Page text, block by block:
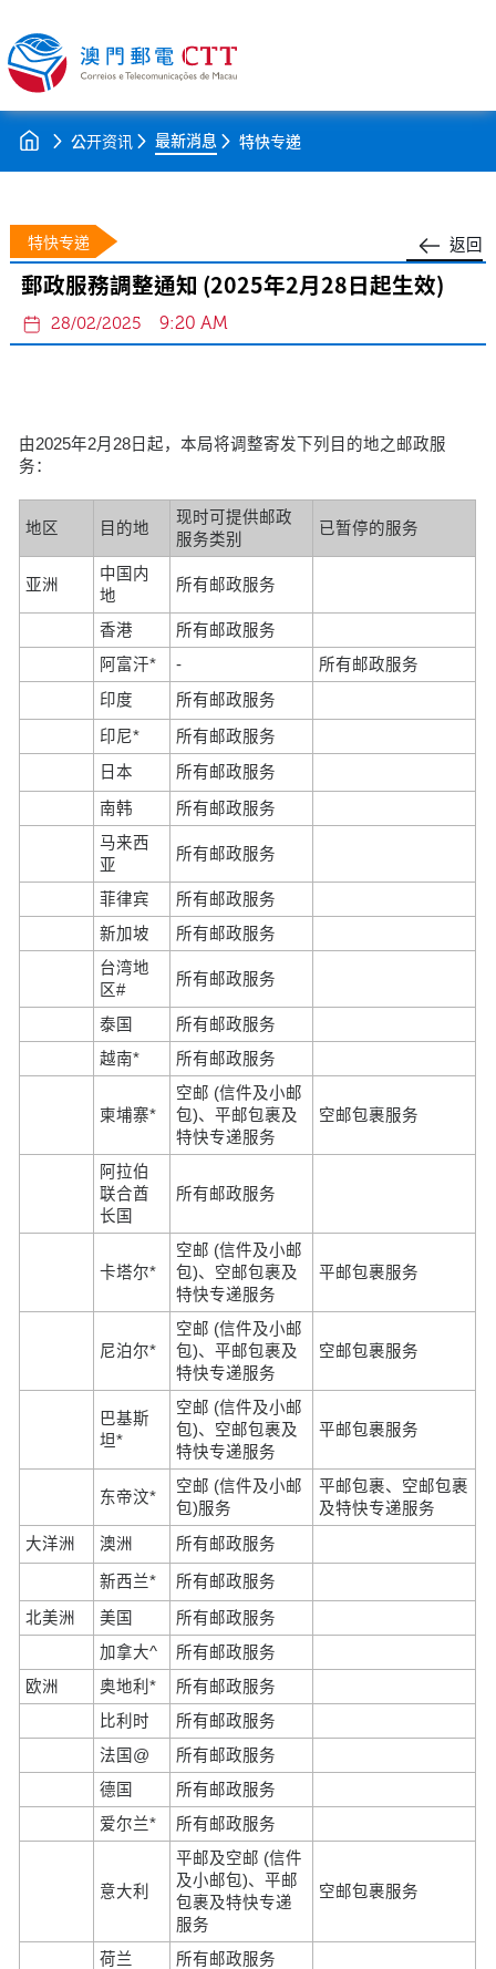
公开资讯 最新消息 特快专递
返回
特快专递
郵政服務調整通知 (2025年2月28日起生效)
28/02/2025 9:20 AM
由2025年2月28日起，本局将调整寄发下列目的地之邮政服
务：
地区 目的地
现时可提供邮政
服务类别
已暂停的服务
亚洲
中国内
地
所有邮政服务
香港
所有邮政服务
阿富汗*
-
所有邮政服务
印度
所有邮政服务
印尼*
所有邮政服务
日本
所有邮政服务
南韩
所有邮政服务
马来西
亚
所有邮政服务
菲律宾
所有邮政服务
新加坡
所有邮政服务
台湾地
区#
所有邮政服务
泰国
所有邮政服务
越南*
所有邮政服务
柬埔寨*
空邮 (信件及小邮
包)、平邮包裹及
特快专递服务
空邮包裹服务
阿拉伯
联合酋
长国
所有邮政服务
卡塔尔*
空邮 (信件及小邮
包)、空邮包裹及
特快专递服务
平邮包裹服务
尼泊尔*
空邮 (信件及小邮
包)、平邮包裹及
特快专递服务
空邮包裹服务
巴基斯
坦*
空邮 (信件及小邮
包)、空邮包裹及
特快专递服务
平邮包裹服务
东帝汶*
空邮 (信件及小邮
包)服务
平邮包裹、空邮包裹
及特快专递服务
大洋洲
澳洲 所有邮政服务
新西兰* 所有邮政服务
北美洲 美国
所有邮政服务
加拿大^
所有邮政服务
欧洲
奥地利*
所有邮政服务
比利时
所有邮政服务
法国@
所有邮政服务
德国
所有邮政服务
爱尔兰*
所有邮政服务
意大利
平邮及空邮 (信件
及小邮包)、平邮
包裹及特快专递
服务
空邮包裹服务
荷兰
所有邮政服务